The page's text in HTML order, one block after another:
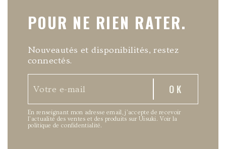
POUR NE RIEN RATER.
Nouveautés et disponibilités, restez
connectés.
En renseignant mon adresse email, j’accepte de recevoir
l’actualité des ventes et des produits sur Uisuki. Voir la
politique de confidentialité.